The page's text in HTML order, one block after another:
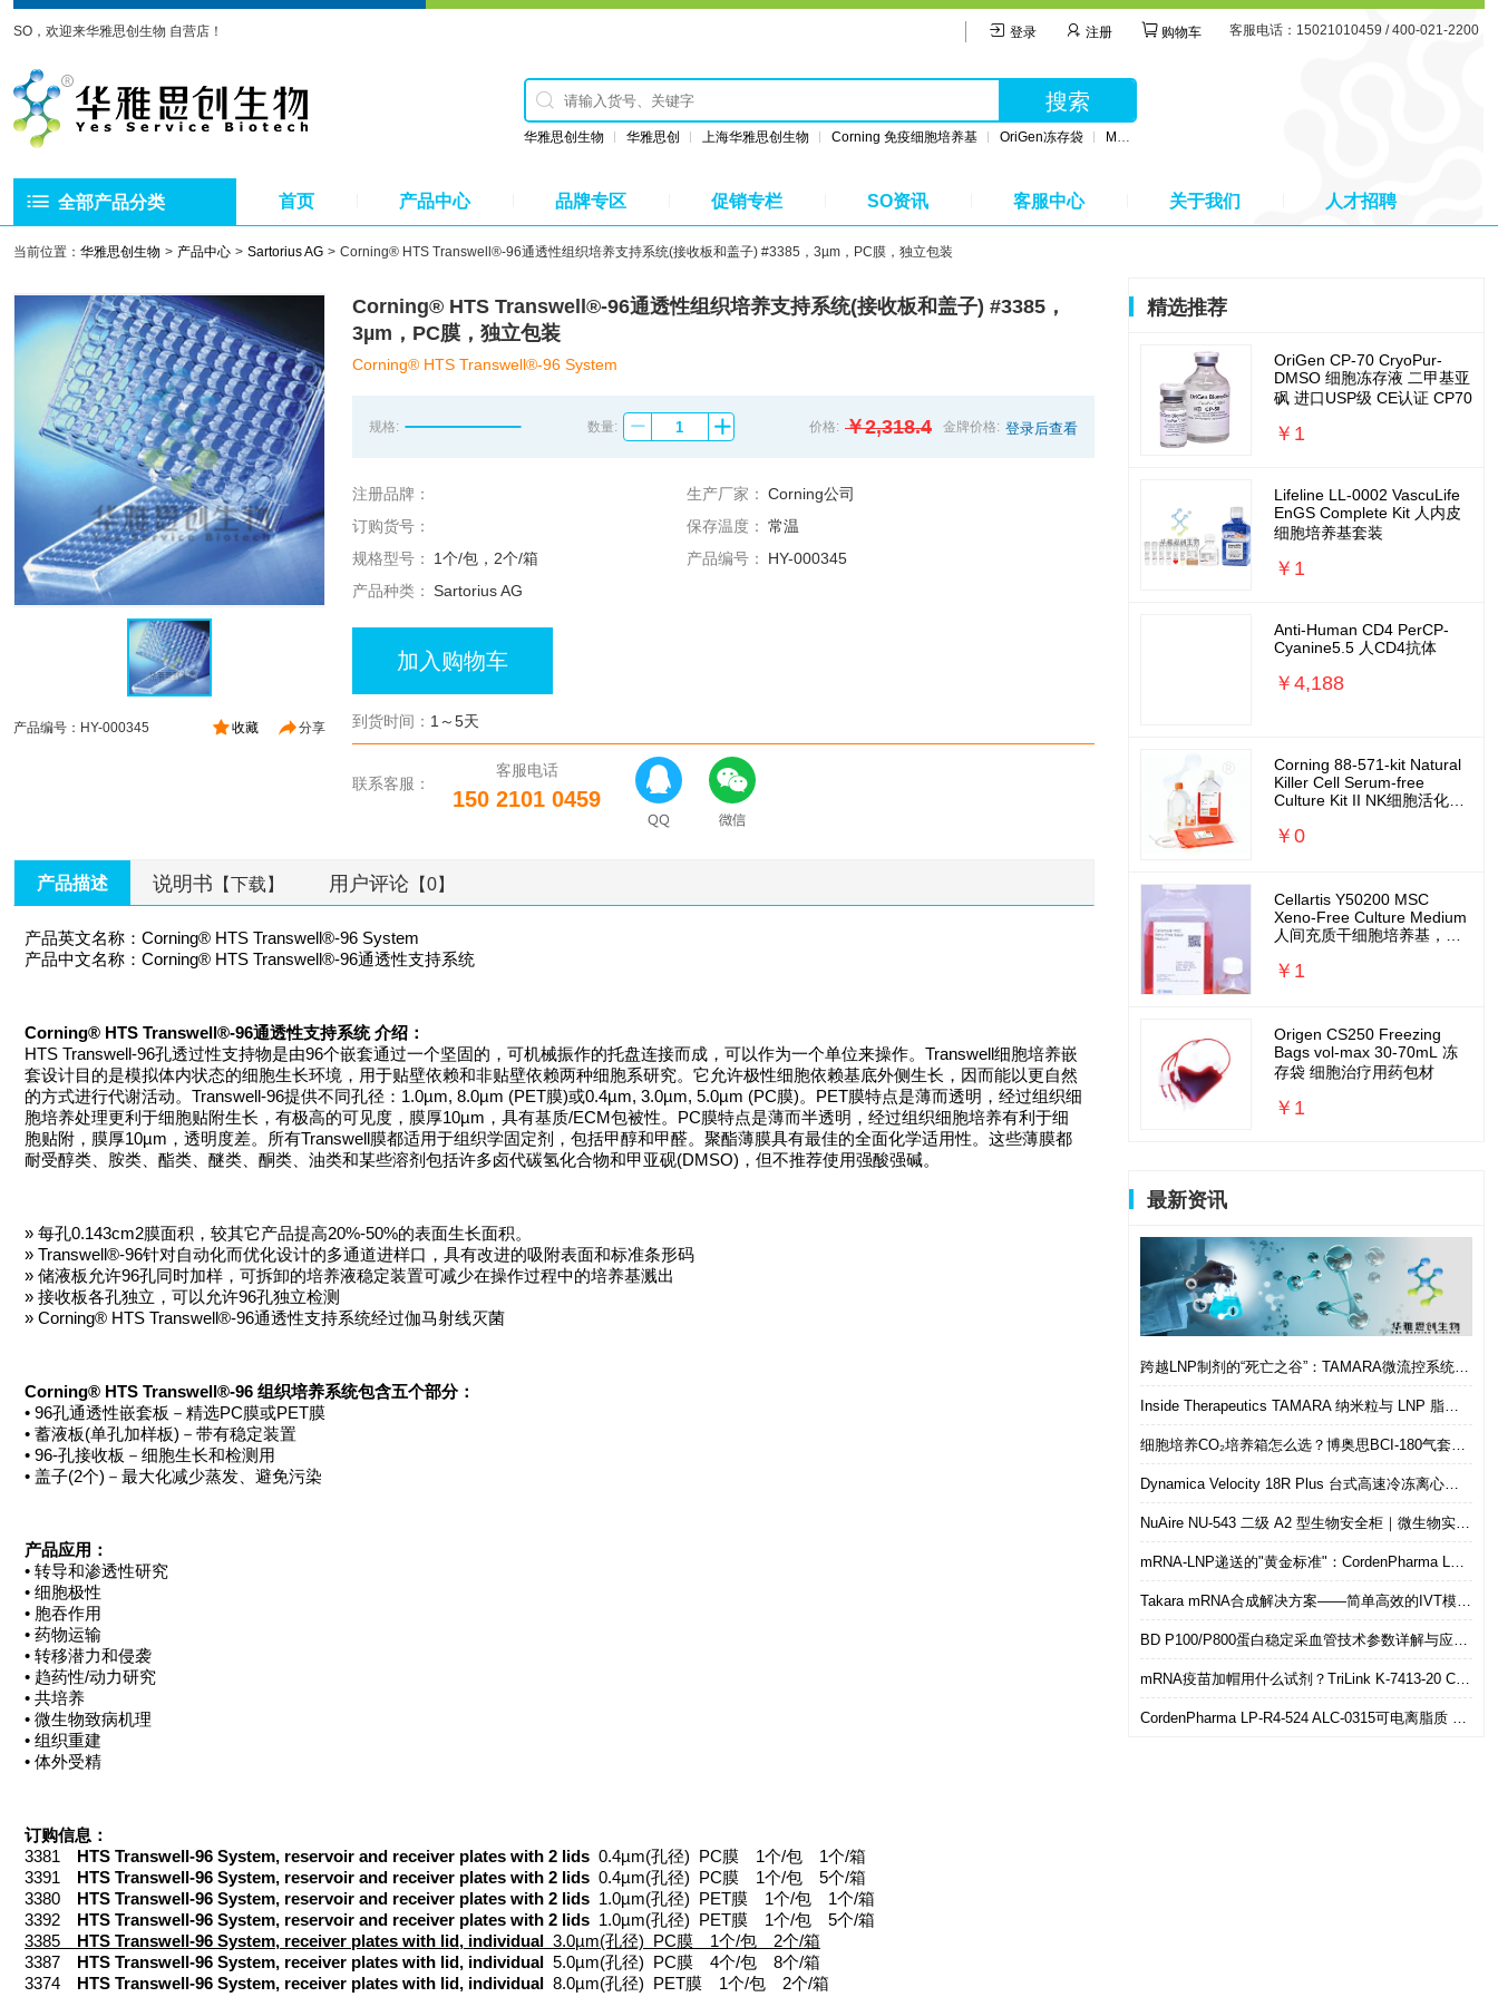
SO，欢迎来华雅思创生物 自营店！ 登录 注册 购物车 客服电话：15021010459 / 400-021-2200
搜索
华雅思创生物 华雅思创 上海华雅思创生物 Corning 免疫细胞培养基 OriGen冻存袋 MSC无血清培养基
全部产品分类 首页 产品中心 品牌专区 促销专栏 SO资讯 客服中心 关于我们 人才招聘
当前位置： 华雅思创生物 产品中心 Sartorius AG Corning® HTS Transwell®-96通透性组织培养支持系统(接收板和盖子) #3385，3µm，PC膜，独立包装
分享
收藏
产品编号：HY-000345
Corning® HTS Transwell®-96通透性组织培养支持系统(接收板和盖子) #3385，
3µm，PC膜，独立包装
Corning® HTS Transwell®-96 System
规格: 数量: 价格: ￥2,318.4 金牌价格: 登录后查看
注册品牌： 生产厂家： Corning公司
订购货号：
保存温度： 常温
规格型号：
1个/包，2个/箱 产品编号：
HY-000345
产品种类： Sartorius AG
加入购物车
到货时间： 1～5天
联系客服：
客服电话
150 2101 0459
产品描述 说明书 【下载】 用户评论 【0】
产品英文名称：Corning® HTS Transwell®-96 System
产品中文名称：Corning® HTS Transwell®-96通透性支持系统
Corning® HTS Transwell®-96通透性支持系统 介绍：
HTS Transwell-96孔透过性支持物是由96个嵌套通过一个坚固的，可机械振作的托盘连接而成，可以作为一个单位来操作。Transwell细胞培养嵌
套设计目的是模拟体内状态的细胞生长环境，用于贴壁依赖和非贴壁依赖两种细胞系研究。它允许极性细胞依赖基底外侧生长，因而能以更自然
的方式进行代谢活动。Transwell-96提供不同孔径：1.0µm, 8.0µm (PET膜)或0.4µm, 3.0µm, 5.0µm (PC膜)。PET膜特点是薄而透明，经过组织细
胞培养处理更利于细胞贴附生长，有极高的可见度，膜厚10µm，具有基质/ECM包被性。PC膜特点是薄而半透明，经过组织细胞培养有利于细
胞贴附，膜厚10µm，透明度差。所有Transwell膜都适用于组织学固定剂，包括甲醇和甲醛。聚酯薄膜具有最佳的全面化学适用性。这些薄膜都
耐受醇类、胺类、酯类、醚类、酮类、油类和某些溶剂包括许多卤代碳氢化合物和甲亚砚(DMSO)，但不推荐使用强酸强碱。
» 每孔0.143cm2膜面积，较其它产品提高20%-50%的表面生长面积。
» Transwell®-96针对自动化而优化设计的多通道进样口，具有改进的吸附表面和标准条形码
» 储液板允许96孔同时加样，可拆卸的培养液稳定装置可减少在操作过程中的培养基溅出
» 接收板各孔独立，可以允许96孔独立检测
» Corning® HTS Transwell®-96通透性支持系统经过伽马射线灭菌
Corning® HTS Transwell®-96 组织培养系统包含五个部分：
• 96孔通透性嵌套板－精选PC膜或PET膜
• 蓄液板(单孔加样板)－带有稳定装置
• 96-孔接收板－细胞生长和检测用
• 盖子(2个)－最大化减少蒸发、避免污染
产品应用：
• 转导和渗透性研究
• 细胞极性
• 胞吞作用
• 药物运输
• 转移潜力和侵袭
• 趋药性/动力研究
• 共培养
• 微生物致病机理
• 组织重建
• 体外受精
订购信息：
3381 HTS Transwell-96 System, reservoir and receiver plates with 2 lids 0.4µm(孔径) PC膜 1个/包 1个/箱
3391 HTS Transwell-96 System, reservoir and receiver plates with 2 lids 0.4µm(孔径) PC膜 1个/包 5个/箱
3380 HTS Transwell-96 System, reservoir and receiver plates with 2 lids 1.0µm(孔径) PET膜 1个/包 1个/箱
3392 HTS Transwell-96 System, reservoir and receiver plates with 2 lids 1.0µm(孔径) PET膜 1个/包 5个/箱
3385 HTS Transwell-96 System, receiver plates with lid, individual 3.0µm(孔径) PC膜 1个/包 2个/箱
3387 HTS Transwell-96 System, receiver plates with lid, individual 5.0µm(孔径) PC膜 4个/包 8个/箱
3374 HTS Transwell-96 System, receiver plates with lid, individual 8.0µm(孔径) PET膜 1个/包 2个/箱
精选推荐
OriGen CP-70 CryoPur-
DMSO 细胞冻存液 二甲基亚
砜 进口USP级 CE认证 CP70
￥1
Lifeline LL-0002 VascuLife
EnGS Complete Kit 人内皮
细胞培养基套装
￥1
Anti-Human CD4 PerCP-
Cyanine5.5 人CD4抗体
￥4,188
Corning 88-571-kit Natural
Killer Cell Serum-free
Culture Kit II NK细胞活化扩
￥0
Cellartis Y50200 MSC
Xeno-Free Culture Medium
人间充质干细胞培养基，无
￥1
Origen CS250 Freezing
Bags vol-max 30-70mL 冻
存袋 细胞治疗用药包材
￥1
最新资讯
跨越LNP制剂的“死亡之谷”：TAMARA微流控系统如何实现从筛选到体内的无缝衔接
Inside Therapeutics TAMARA 纳米粒与 LNP 脂质纳米粒递送制剂系统 微流控 LNP 制备平台
细胞培养CO₂培养箱怎么选？博奥思BCI-180气套式培养箱 进口替代优选
Dynamica Velocity 18R Plus 台式高速冷冻离心机｜多样本通量生物分离优选设备
NuAire NU-543 二级 A2 型生物安全柜｜微生物实验室安全操作优选设备
mRNA-LNP递送的"黄金标准"：CordenPharma LP-R4-524（ALC-0315）可电离脂质技术解析
Takara mRNA合成解决方案——简单高效的IVT模板制备
BD P100/P800蛋白稳定采血管技术参数详解与应用选型指南
mRNA疫苗加帽用什么试剂？TriLink K-7413-20 CleanCap共转录加帽 华雅思创现货直发
CordenPharma LP-R4-524 ALC-0315可电离脂质 mRNA-LNP递送专用 华雅思创现货供应